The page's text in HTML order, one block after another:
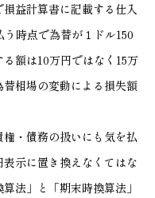
益計算書に記載する仕入
時点で為替が１ドル150
額は10万円ではなく15万
相場の変動による損失額
・債務の扱いにも気を払
示に置き換えなくてはな
法」と「期末時換算法」